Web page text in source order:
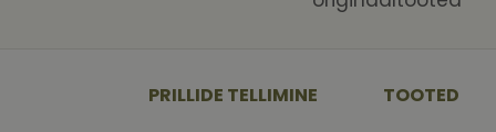
PRILLIDE TELLIMINE TOOTED